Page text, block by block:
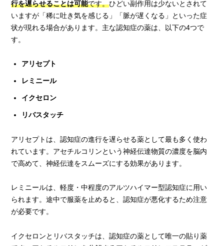
行を遅らせることは可能です。ひどい副作用は少ないとされて
いますが「稀に吐き気を感じる」「脈が遅くなる」といった症
状が現れる場合があります。主な認知症の薬は、以下の4つで
す。
アリセプト
レミニール
イクセロン
リバスタッチ
アリセプトは、認知症の進行を遅らせる薬として最も多く使わ
れています。アセチルコリンという神経伝達物質の濃度を脳内
で高めて、神経伝達をスムーズにする効果があります。
レミニールは、軽度・中程度のアルツハイマー型認知症に用い
られます。途中で服薬を止めると、認知症が悪化するため注意
が必要です。
イクセロンとリバスタッチは、認知症の薬として唯一の貼り薬